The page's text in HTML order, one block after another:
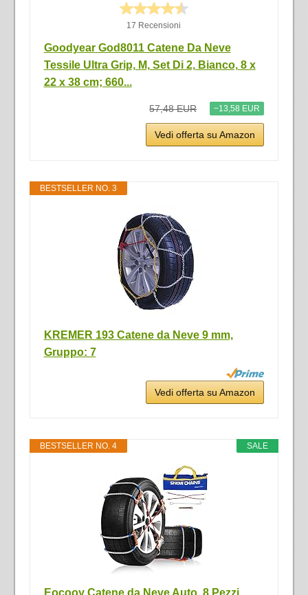
17 Recensioni
Goodyear God8011 Catene Da Neve
Tessile Ultra Grip, M, Set Di 2, Bianco, ‎8 x
22 x 38 cm; 660...
57,48 EUR −13,58 EUR
Vedi offerta su Amazon
BESTSELLER NO. 3
KREMER 193 Catene da Neve 9 mm,
Gruppo: 7
Vedi offerta su Amazon
SALE
BESTSELLER NO. 4
Eocooy Catene da Neve Auto, 8 Pezzi